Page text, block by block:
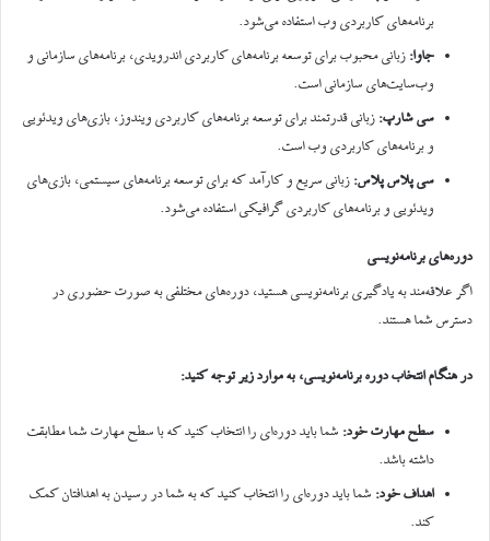
برنامه‌های کاربردی وب استفاده می‌شود.
جاوا: زبانی محبوب برای توسعه برنامه‌های کاربردی اندرویدی، برنامه‌های سازمانی و
وب‌سایت‌های سازمانی است.
سی شارپ: زبانی قدرتمند برای توسعه برنامه‌های کاربردی ویندوز، بازی‌های ویدئویی
و برنامه‌های کاربردی وب است.
سی پلاس پلاس: زبانی سریع و کارآمد که برای توسعه برنامه‌های سیستمی، بازی‌های
ویدئویی و برنامه‌های کاربردی گرافیکی استفاده می‌شود.
دوره‌های برنامه‌نویسی
اگر علاقه‌مند به یادگیری برنامه‌نویسی هستید، دوره‌های مختلفی به صورت حضوری در
دسترس شما هستند.
در هنگام انتخاب دوره برنامه‌نویسی، به موارد زیر توجه کنید:
سطح مهارت خود: شما باید دوره‌ای را انتخاب کنید که با سطح مهارت شما مطابقت
داشته باشد.
اهداف خود: شما باید دوره‌ای را انتخاب کنید که به شما در رسیدن به اهدافتان کمک
کند.